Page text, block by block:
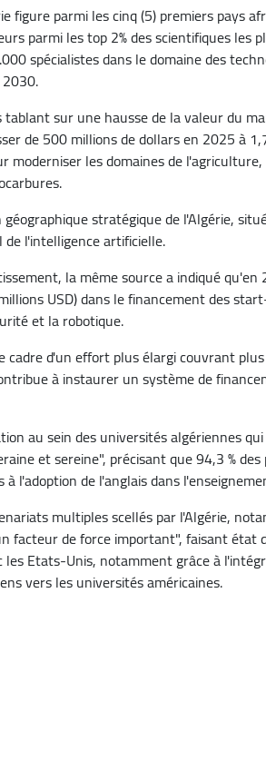
figure parmi les cinq (5) premiers pays
parmi les top 2% des scientifiques les
spécialistes dans le domaine des
sur une hausse de la valeur du
de 500 millions de dollars en 2025 à
moderniser les domaines de
stratégique de l'Algérie,
l'intelligence artificielle.
la même source a indiqué qu'en
USD) dans le financement des
et la robotique.
cadre d'un effort plus élargi couvrant
à instaurer un système de
au sein des universités algériennes
et sereine", précisant que 94,3 %
l'adoption de l'anglais dans
multiples scellés par l'Algérie,
facteur de force important", faisant état
Etats-Unis, notamment grâce à
vers les universités américaines.